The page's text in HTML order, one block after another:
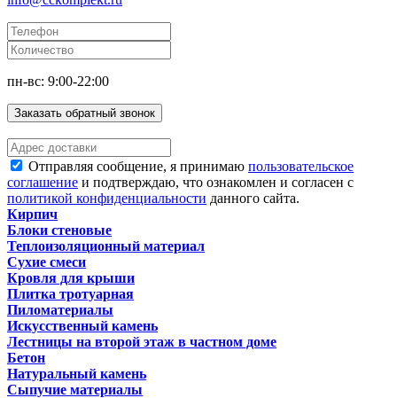
пн-вс: 9:00-22:00
Заказать обратный звонок
Отправляя сообщение, я принимаю пользовательское
соглашение и подтверждаю, что ознакомлен и согласен с
политикой конфиденциальности данного сайта.
Кирпич
Блоки стеновые
Теплоизоляционный материал
Сухие смеси
Кровля для крыши
Плитка тротуарная
Пиломатериалы
Искусственный камень
Лестницы на второй этаж в частном доме
Бетон
Натуральный камень
Сыпучие материалы